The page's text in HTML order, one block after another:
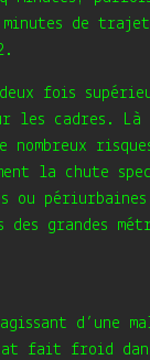
de
fois
les cadres. Là
risques
la chute
ou périurbaines
grandes
d’une
fait froid